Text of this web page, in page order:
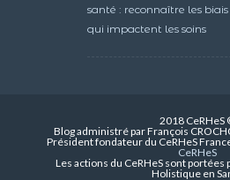
santé : reconnaître les
qui impactent les soins
2018 CeRHeS
Blog administré par François
Président fondateur du CeRHeS
CeRHeS
Les actions du CeRHeS sont portées
Holistique en